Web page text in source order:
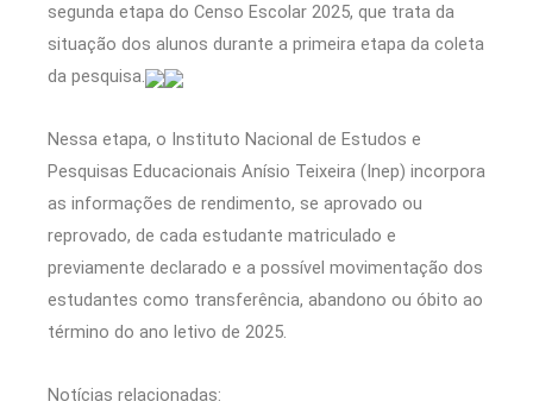
segunda etapa do Censo Escolar 2025, que trata da
situação dos alunos durante a primeira etapa da coleta
da pesquisa.
Nessa etapa, o Instituto Nacional de Estudos e
Pesquisas Educacionais Anísio Teixeira (Inep) incorpora
as informações de rendimento, se aprovado ou
reprovado, de cada estudante matriculado e
previamente declarado e a possível movimentação dos
estudantes como transferência, abandono ou óbito ao
término do ano letivo de 2025.
Notícias relacionadas: